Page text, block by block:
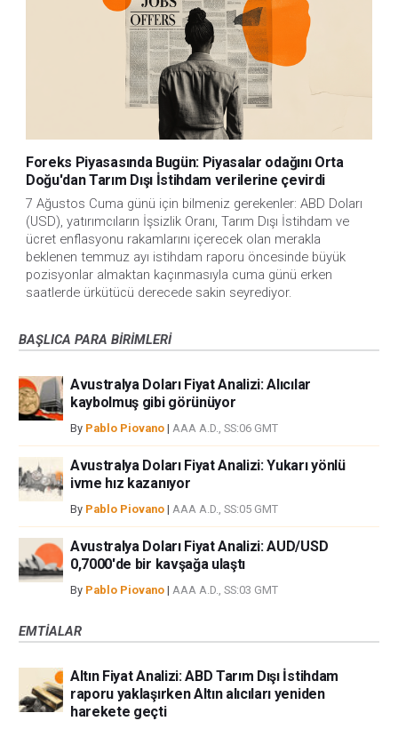
Foreks Piyasasında Bugün: Piyasalar odağını Orta
Doğu'dan Tarım Dışı İstihdam verilerine çevirdi
7 Ağustos Cuma günü için bilmeniz gerekenler: ABD Doları
(USD), yatırımcıların İşsizlik Oranı, Tarım Dışı İstihdam ve
ücret enflasyonu rakamlarını içerecek olan merakla
beklenen temmuz ayı istihdam raporu öncesinde büyük
pozisyonlar almaktan kaçınmasıyla cuma günü erken
saatlerde ürkütücü derecede sakin seyrediyor.
BAŞLICA PARA BIRIMLERI
Avustralya Doları Fiyat Analizi: Alıcılar
kaybolmuş gibi görünüyor
By Pablo Piovano | AAA A.D., SS:06 GMT
Avustralya Doları Fiyat Analizi: Yukarı yönlü
ivme hız kazanıyor
By Pablo Piovano | AAA A.D., SS:05 GMT
Avustralya Doları Fiyat Analizi: AUD/USD
0,7000'de bir kavşağa ulaştı
By Pablo Piovano | AAA A.D., SS:03 GMT
EMTIALAR
Altın Fiyat Analizi: ABD Tarım Dışı İstihdam
raporu yaklaşırken Altın alıcıları yeniden
harekete geçti